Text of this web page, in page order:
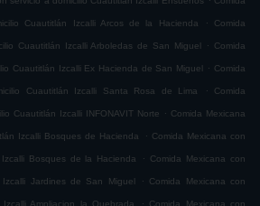
Cuautitlán Izcalli Arcos de la Hacienda . Comida
Cuautitlán Izcalli Arboledas de San Miguel . Comida
Cuautitlán Izcalli Ex Hacienda de San Miguel . Comida
Cuautitlán Izcalli Santa Rosa de Lima . Comida
Cuautitlán Izcalli INFONAVIT Norte . Comida Mexicana
Izcalli Bosques de Hacienda . Comida Mexicana con
Bosques de la Hacienda . Comida Mexicana con
Jardines de San Miguel . Comida Mexicana con
Ampliacion la Quebrada . Comida Mexicana con